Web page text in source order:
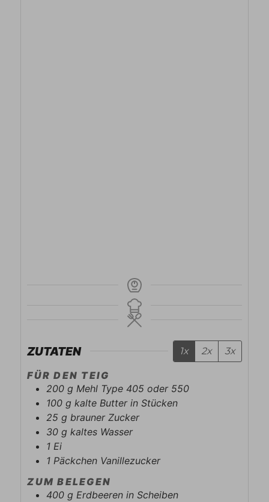
ZUTATEN 1x 2x 3x
FÜR DEN TEIG
200 g Mehl Type 405 oder 550
100 g kalte Butter in Stücken
25 g brauner Zucker
30 g kaltes Wasser
1 Ei
1 Päckchen Vanillezucker
ZUM BELEGEN
400 g Erdbeeren in Scheiben